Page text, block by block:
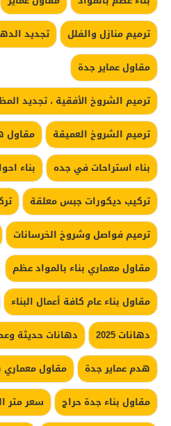
ترميم منازل والفلل
تجديد
مقاول عماير جدة
ترميم الشروخ الأفقية ، تجديد
ترميم الشروخ العميقة
مقاول
بناء استراحات في جده
بناء
تركيب ديكورات جبس معلقة
ترميم فواصل وشروخ الخرسانات
مقاول معماري بناء بالمواد عظم
مقاول بناء عام كافة أعمال البناء
دهانات 2025
دهانات حديثة
هدم عماير جدة
مقاول معماري
مقاول بناء جدة حراج
سعر متر